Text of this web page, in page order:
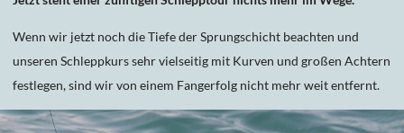
Wenn wir jetzt noch die Tiefe der Sprungschicht beachten und
unseren Schleppkurs sehr vielseitig mit Kurven und großen Achtern
festlegen, sind wir von einem Fangerfolg nicht mehr weit entfernt.